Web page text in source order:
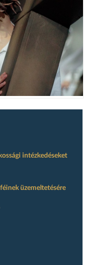
intézkedéseket
üzemeltetésére